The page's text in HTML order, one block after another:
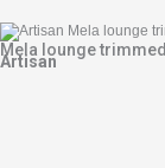
Mela lounge trimmed
Artisan